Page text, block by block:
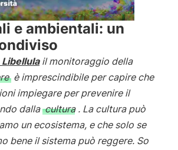
e ambientali: un
il monitoraggio della
è imprescindibile per capire che
impiegare per prevenire il
dalla cultura . La cultura può
un ecosistema, e che solo se
bene il sistema può reggere. So